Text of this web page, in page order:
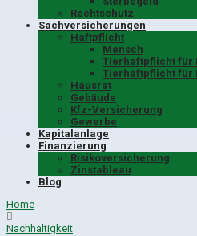
Rechtschutz
Sachversicherungen
Haftpflicht
Mensch
Tierhaftpflicht für
Tierhaftpflicht für
Hausrat
Gebäude
Kfz-Versicherung
Gewerbe
Kapitalanlage
Finanzierung
Risikoversicherung
Zinstableau
Blog
Home
Nachhaltigkeit